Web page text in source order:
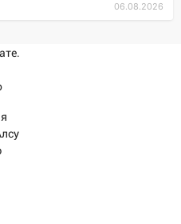
будет выявлять
два
мира
памятную
Рылееву
06.08.2026